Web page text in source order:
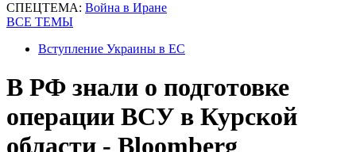
СПЕЦТЕМА: Война в Иране
ВСЕ ТЕМЫ
Вступление Украины в ЕС
В РФ знали о подготовке
операции ВСУ в Курской
области - Bloomberg